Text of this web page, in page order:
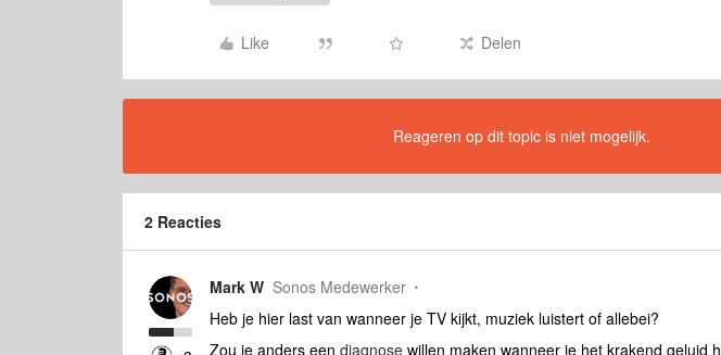
Like Delen
Reageren op dit topic is niet mogelijk.
2 Reacties
Mark W Sonos Medewerker
Heb je hier last van wanneer je TV kijkt, muziek luistert of allebei?
Zou je anders een diagnose willen maken wanneer je het krakend geluid